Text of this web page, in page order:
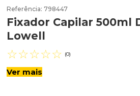
Referência: 798447
Fixador Capilar 500ml
Lowell
☆☆☆☆☆ (0)
Ver mais